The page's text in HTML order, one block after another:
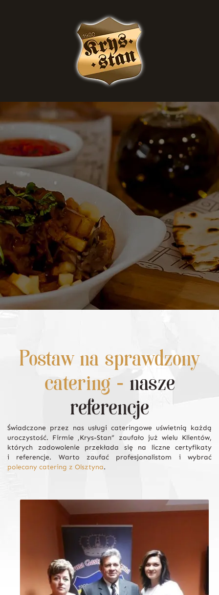
Postaw na sprawdzony
catering - nasze
referencje
Świadczone przez nas usługi cateringowe uświetnią każdą
uroczystość. Firmie „Krys-Stan” zaufało już wielu Klientów,
których zadowolenie przekłada się na liczne certyfikaty
i referencje. Warto zaufać profesjonalistom i wybrać
polecany catering z Olsztyna.